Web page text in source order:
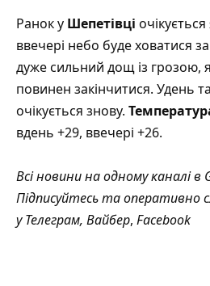
Ранок у Шепетівці
ввечері небо буде ховатися
дуже сильний дощ із грозою,
повинен закінчитися. Удень
очікується знову.
вдень +29, ввечері +26.
Всі новини на одному каналі в
Підписуйтесь та оперативно
уТелеграм, Вайбер, Facebook